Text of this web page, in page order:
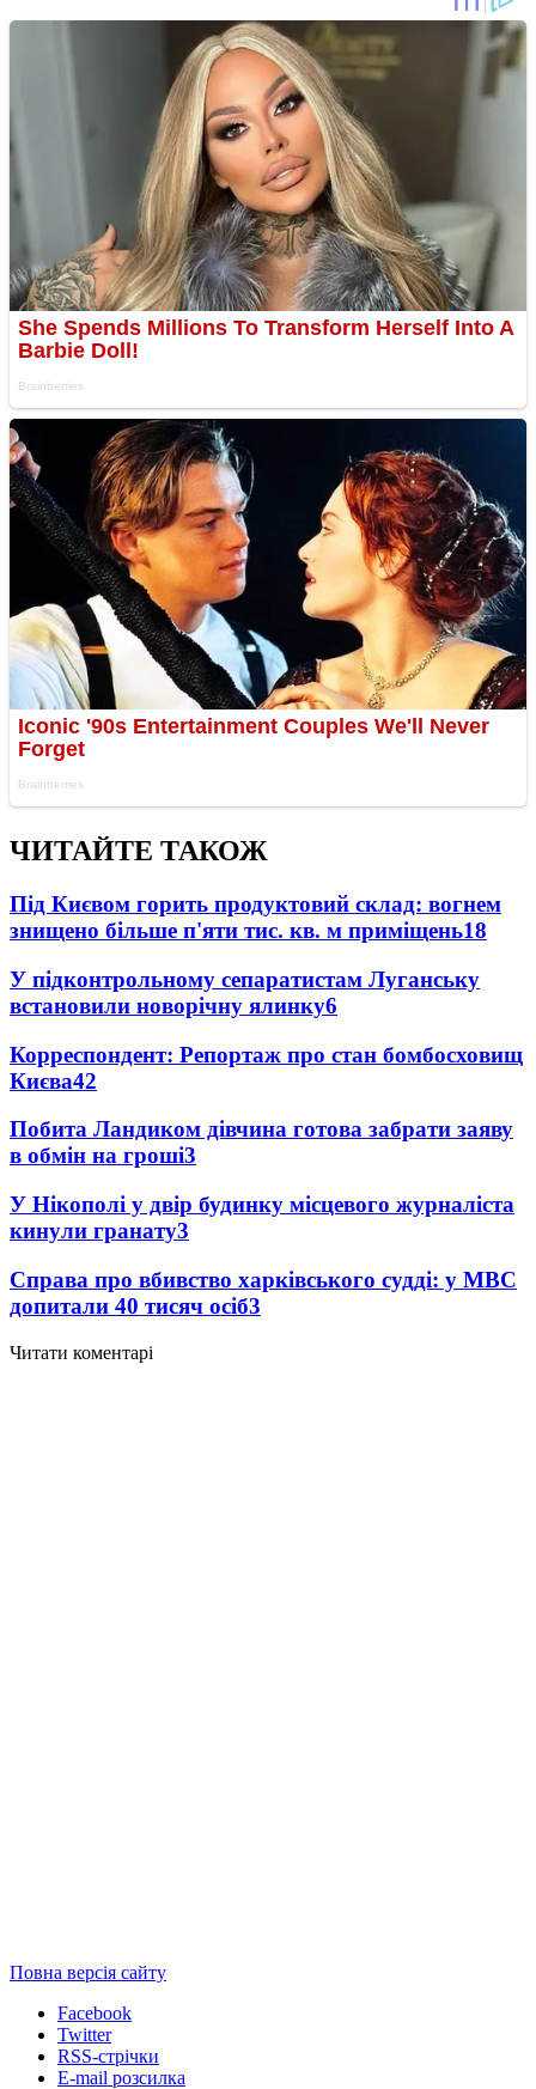
ЧИТАЙТЕ ТАКОЖ
Під Києвом горить продуктовий склад: вогнем
знищено більше п'яти тис. кв. м приміщень18
У підконтрольному сепаратистам Луганську
встановили новорічну ялинку6
Корреспондент: Репортаж про стан бомбосховищ
Києва42
Побита Ландиком дівчина готова забрати заяву
в обмін на гроші3
У Нікополі у двір будинку місцевого журналіста
кинули гранату3
Справа про вбивство харківського судді: у МВС
допитали 40 тисяч осіб3
Читати коментарі
Повна версія сайту
Facebook
Twitter
RSS-стрічки
E-mail розсилка